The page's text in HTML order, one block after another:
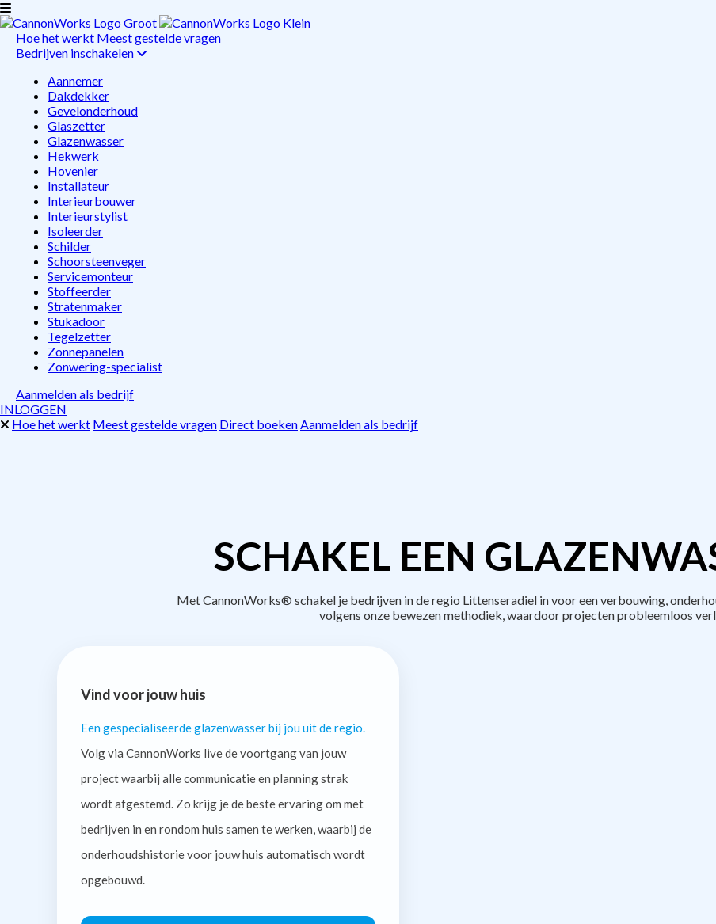
Hoe het werkt Meest gestelde vragen
Bedrijven inschakelen
Aannemer
Dakdekker
Gevelonderhoud
Glaszetter
Glazenwasser
Hekwerk
Hovenier
Installateur
Interieurbouwer
Interieurstylist
Isoleerder
Schilder
Schoorsteenveger
Servicemonteur
Stoffeerder
Stratenmaker
Stukadoor
Tegelzetter
Zonnepanelen
Zonwering-specialist
Aanmelden als bedrijf
INLOGGEN
Hoe het werkt Meest gestelde vragen Direct boekenAanmelden als bedrijf
SCHAKEL EEN
Met CannonWorks® schakel je bedrijven in de regio Littenseradiel in voor een verbouwing,
volgens onze bewezen methodiek, waardoor projecten probleemloos
Vind voor jouw huis
Een gespecialiseerde glazenwasser bij jou uit de regio.
Volg via CannonWorks live de voortgang van jouw
project waarbij alle communicatie en planning strak
wordt afgestemd. Zo krijg je de beste ervaring om met
bedrijven in en rondom huis samen te werken, waarbij de
onderhoudshistorie voor jouw huis automatisch wordt
opgebouwd.